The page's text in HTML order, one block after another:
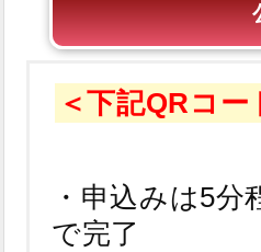
＜下記QRコ
・申込みは5分
で完了